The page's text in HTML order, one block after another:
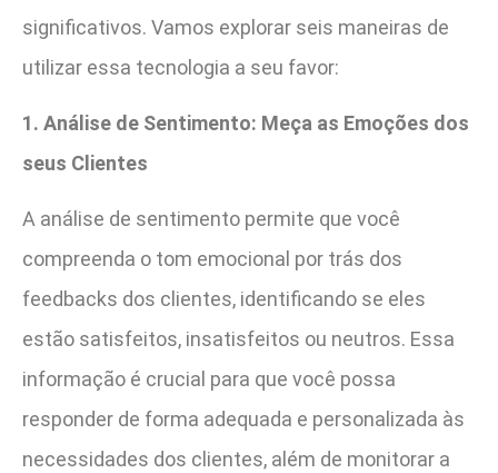
significativos. Vamos explorar seis maneiras de
utilizar essa tecnologia a seu favor:
1. Análise de Sentimento: Meça as Emoções dos
seus Clientes
A análise de sentimento permite que você
compreenda o tom emocional por trás dos
feedbacks dos clientes, identificando se eles
estão satisfeitos, insatisfeitos ou neutros. Essa
informação é crucial para que você possa
responder de forma adequada e personalizada às
necessidades dos clientes, além de monitorar a